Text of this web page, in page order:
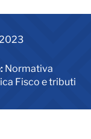
Normativa
Fisco e tributi